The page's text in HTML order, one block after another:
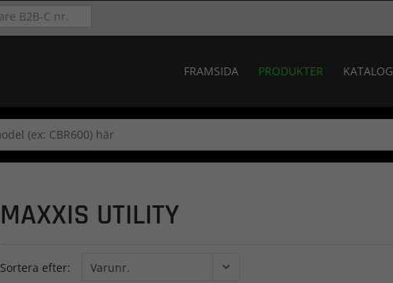
FRAMSIDA PRODUKTER KATALOG
MAXXIS UTILITY
Sortera efter: